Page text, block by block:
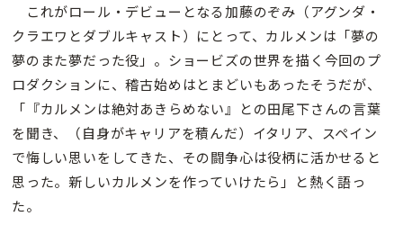
これがロール・デビューとなる加藤のぞみ（アグンダ・
クラエワとダブルキャスト）にとって、カルメンは「夢の
夢のまた夢だった役」。ショービズの世界を描く今回のプ
ロダクションに、稽古始めはとまどいもあったそうだが、
「『カルメンは絶対あきらめない』との田尾下さんの言葉
を聞き、（自身がキャリアを積んだ）イタリア、スペイン
で悔しい思いをしてきた、その闘争心は役柄に活かせると
思った。新しいカルメンを作っていけたら」と熱く語っ
た。